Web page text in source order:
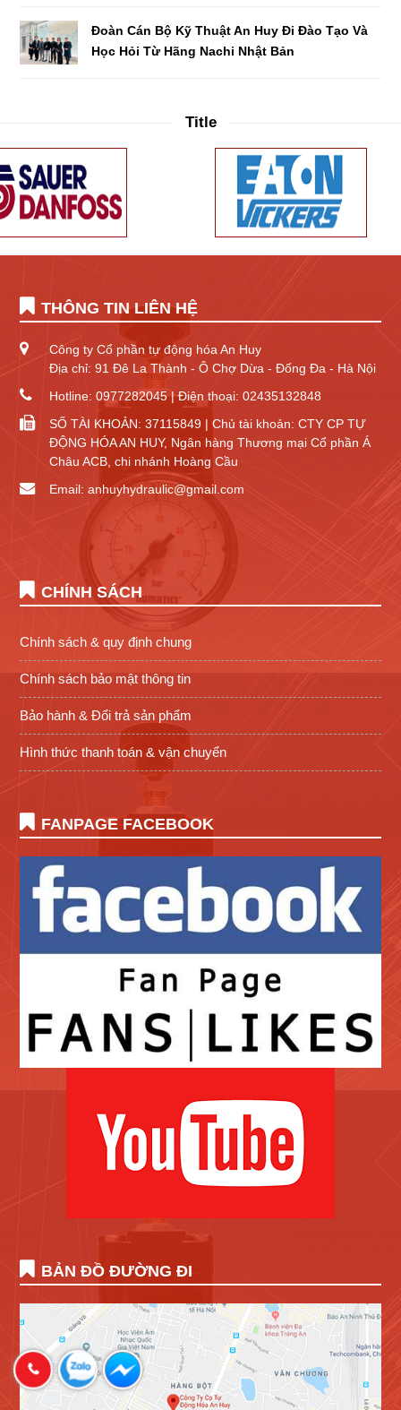
Đoàn Cán Bộ Kỹ Thuật An Huy Đi Đào Tạo Và
Học Hỏi Từ Hãng Nachi Nhật Bản
Title
THÔNG TIN LIÊN HỆ
Công ty Cổ phần tự động hóa An Huy
Địa chỉ: 91 Đê La Thành - Ô Chợ Dừa - Đống Đa - Hà Nội
Hotline: 0977282045 | Điện thoại: 02435132848
SỐ TÀI KHOẢN: 37115849 | Chủ tài khoản: CTY CP TỰ
ĐỘNG HÓA AN HUY, Ngân hàng Thương mại Cổ phần Á
Châu ACB, chi nhánh Hoàng Cầu
Email: anhuyhydraulic@gmail.com
CHÍNH SÁCH
Chính sách & quy định chung
Chính sách bảo mật thông tin
Bảo hành & Đổi trả sản phẩm
Hình thức thanh toán & vận chuyển
FANPAGE FACEBOOK
BẢN ĐỒ ĐƯỜNG ĐI